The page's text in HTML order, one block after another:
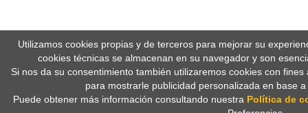
Utilizamos cookies propias y de terceros para mejorar su
cookies técnicas se almacenan en su navegador y son
Si nos da su consentimiento también utilizaremos cookies con
para mostrarle publicidad personalizada en base
Puede obtener más información consultando nuestra Política de